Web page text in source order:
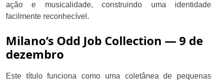
ação e musicalidade, construindo uma identidade
facilmente reconhecível.
Milano’s Odd Job Collection — 9 de
dezembro
Este título funciona como uma coletânea de pequenas